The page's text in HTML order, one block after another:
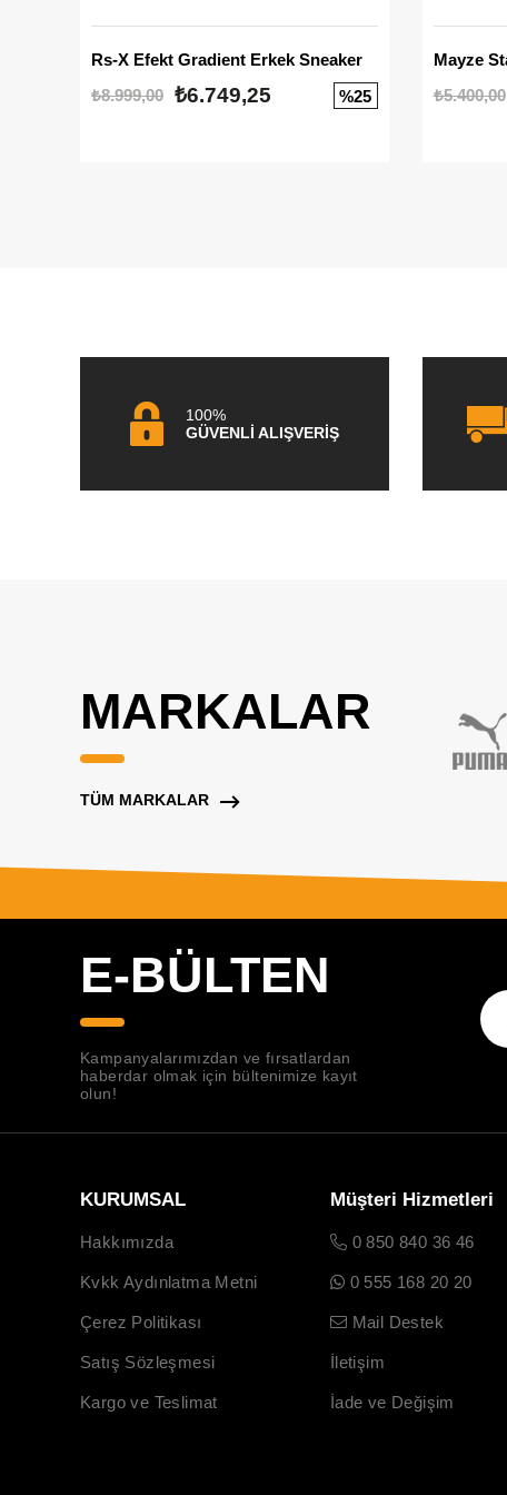
Rs-X Efekt Gradient Erkek Sneaker
₺8.999,00 ₺6.749,25 %25
₺5.400,00
100%
GÜVENLİ ALIŞVERİŞ
MARKALAR
TÜM MARKALAR
E-BÜLTEN
Kampanyalarımızdan ve fırsatlardan
haberdar olmak için bültenimize kayıt
olun!
KURUMSAL
Hakkımızda
Kvkk Aydınlatma Metni
Çerez Politikası
Satış Sözleşmesi
Kargo ve Teslimat
Müşteri Hizmetleri
0 850 840 36 46
0 555 168 20 20
Mail Destek
İletişim
İade ve Değişim